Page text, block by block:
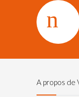
A propos de